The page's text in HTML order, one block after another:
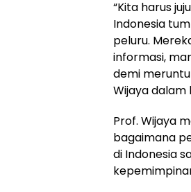
“Kita harus
Indonesia
peluru.
informasi,
demi
Wijaya
Prof. Wijaya
bagaimana
di Indonesia